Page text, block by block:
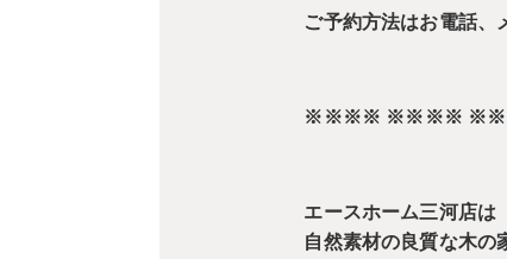
ご予約方法はお電話、
※※※※ ※※※※
エースホーム三河店は
自然素材の良質な木の